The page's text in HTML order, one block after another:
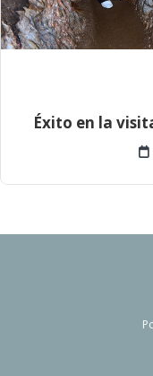
Éxito en la